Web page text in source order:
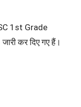
1st Grade
कर दिए गए हैं।